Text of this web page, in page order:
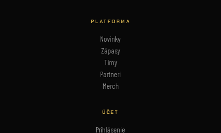
PLATFORMA
Novinky
Zápasy
Tímy
Partneri
Merch
ÚČET
Prihlásenie